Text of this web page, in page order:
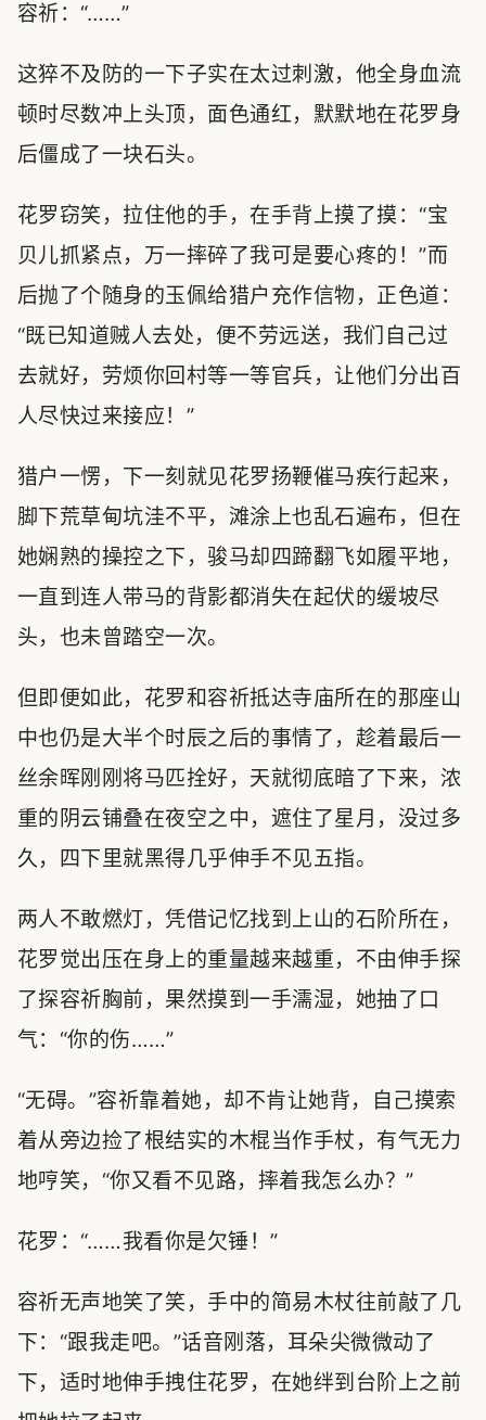
容祈：“……”
这猝不及防的一下子实在太过刺激，他全身血流
顿时尽数冲上头顶，面色通红，默默地在花罗身
后僵成了一块石头。
花罗窃笑，拉住他的手，在手背上摸了摸：“宝
贝儿抓紧点，万一摔碎了我可是要心疼的！”而
后抛了个随身的玉佩给猎户充作信物，正色道：
“既已知道贼人去处，便不劳远送，我们自己过
去就好，劳烦你回村等一等官兵，让他们分出百
人尽快过来接应！”
猎户一愣，下一刻就见花罗扬鞭催马疾行起来，
脚下荒草甸坑洼不平，滩涂上也乱石遍布，但在
她娴熟的操控之下，骏马却四蹄翻飞如履平地，
一直到连人带马的背影都消失在起伏的缓坡尽
头，也未曾踏空一次。
但即便如此，花罗和容祈抵达寺庙所在的那座山
中也仍是大半个时辰之后的事情了，趁着最后一
丝余晖刚刚将马匹拴好，天就彻底暗了下来，浓
重的阴云铺叠在夜空之中，遮住了星月，没过多
久，四下里就黑得几乎伸手不见五指。
两人不敢燃灯，凭借记忆找到上山的石阶所在，
花罗觉出压在身上的重量越来越重，不由伸手探
了探容祈胸前，果然摸到一手濡湿，她抽了口
气：“你的伤……”
“无碍。”容祈靠着她，却不肯让她背，自己摸索
着从旁边捡了根结实的木棍当作手杖，有气无力
地哼笑，“你又看不见路，摔着我怎么办？”
花罗：“……我看你是欠锤！”
容祈无声地笑了笑，手中的简易木杖往前敲了几
下：“跟我走吧。”话音刚落，耳朵尖微微动了
下，适时地伸手拽住花罗，在她绊到台阶上之前